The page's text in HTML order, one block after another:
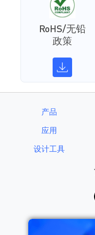
RoHS/无铅
政策
产品
应用
设计工具